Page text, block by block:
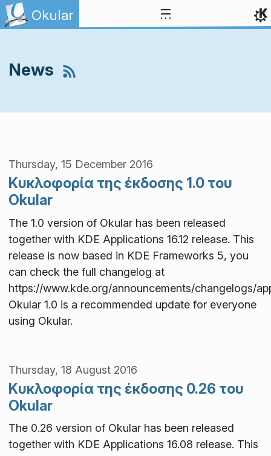
Skip to content
Okular
News
Thursday, 15 December 2016
Κυκλοφορία της έκδοσης 1.0 του
Okular
The 1.0 version of Okular has been released
together with KDE Applications 16.12 release. This
release is now based in KDE Frameworks 5, you
can check the full changelog at
https://www.kde.org/announcements/changelogs/
Okular 1.0 is a recommended update for everyone
using Okular.
Thursday, 18 August 2016
Κυκλοφορία της έκδοσης 0.26 του
Okular
The 0.26 version of Okular has been released
together with KDE Applications 16.08 release. This